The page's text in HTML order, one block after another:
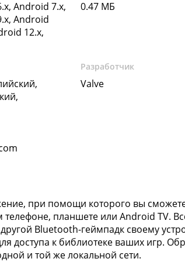
Android 7.x,
Android
12.x,
0.47 МБ
Разработчик
Valve
при помощи которого вы
планшете или Android TV.
Bluetooth-геймпадк своему
доступа к библиотеке ваших игр.
и той же локальной сети.